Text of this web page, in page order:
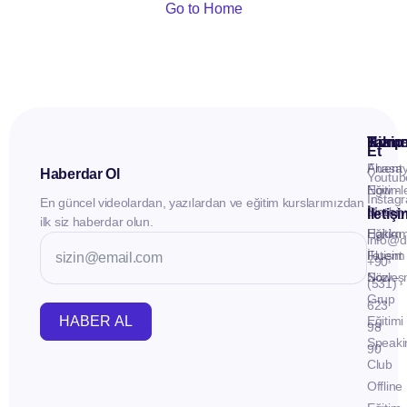
Go to Home
Haberdar Ol
En güncel videolardan, yazılardan ve eğitim kurslarımızdan
ilk siz haberdar olun.
HABER AL
İletişim
Fluent
Now -
Birebir
Eğitim
Fluent
Now -
Grup
Eğitimi
Club
Offline
Takip
Et
+90
(531)
623
98
90